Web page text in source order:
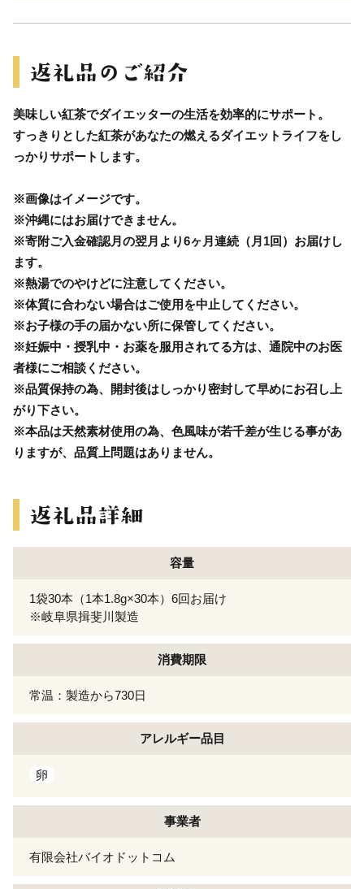
美味しい紅茶でダイエッターの生活を効率的にサポート。
すっきりとした紅茶があなたの燃えるダイエットライフをし
っかりサポートします。
※画像はイメージです。
※沖縄にはお届けできません。
※寄附ご入金確認月の翌月より6ヶ月連続（月1回）お届けし
ます。
※熱湯でのやけどに注意してください。
※体質に合わない場合はご使用を中止してください。
※お子様の手の届かない所に保管してください。
※妊娠中・授乳中・お薬を服用されてる方は、通院中のお医
者様にご相談ください。
※品質保持の為、開封後はしっかり密封して早めにお召し上
がり下さい。
※本品は天然素材使用の為、色風味が若千差が生じる事があ
りますが、品質上問題はありません。
容量
1袋30本（1本1.8g×30本）6回お届け
※岐阜県揖斐川製造
消費期限
常温：製造から730日
アレルギー品目
卵
事業者
有限会社バイオドットコム